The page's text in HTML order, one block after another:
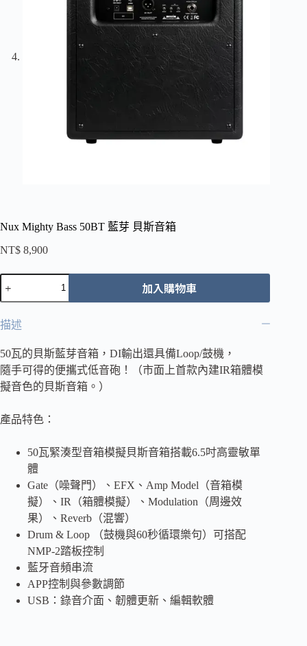
Nux Mighty Bass 50BT 藍芽 貝斯音箱
NT$ 8,900
Nux
Mighty
Bass
藍
貝
斯
音
數
加入購物車
描述
50瓦的貝斯藍芽音箱，DI輸出還具備Loop/鼓機，
隨手可得的便攜式低音砲！（市面上首款內建IR箱體模
擬音色的貝斯音箱。）
產品特色：
50瓦緊湊型音箱模擬貝斯音箱搭載6.5吋高靈敏單
體
Gate（噪聲門）、EFX、Amp Model（音箱模
擬）、IR（箱體模擬）、Modulation（周邊效
果）、Reverb（混響）
Drum & Loop （鼓機與60秒循環樂句）可搭配
NMP-2踏板控制
藍牙音頻串流
APP控制與參數調節
USB：錄音介面、韌體更新、編輯軟體